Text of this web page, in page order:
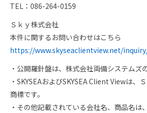
TEL：086-264-0159
Ｓｋｙ株式会社
本件に関するお問い合わせはこちら
https://www.skyseaclientview.net/
・公開羅針盤は、株式会社両備システムズ
・SKYSEAおよびSKYSEA Client Viewは、
商標です。
・その他記載されている会社名、商品名は